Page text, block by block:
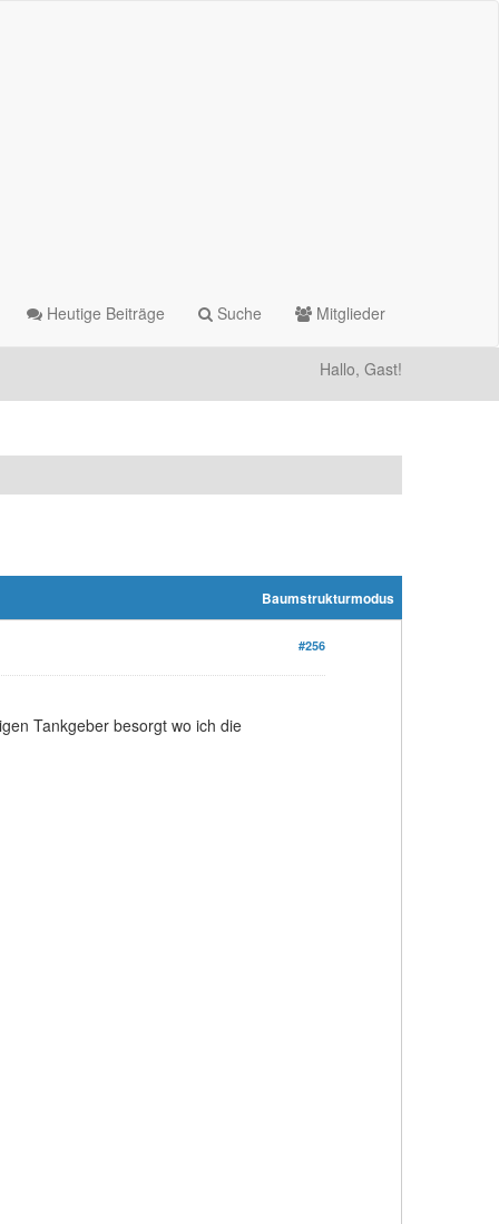
Heutige Beiträge Suche Mitglieder
Hallo, Gast!
Baumstrukturmodus
#256
Tankgeber besorgt wo ich die